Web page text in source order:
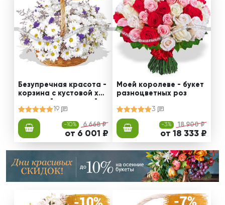
Безупречная красота -
корзина с кустовой хри
19
-10% 6 668 ₽
от 6 001 ₽
Моей королеве - букет
разноцветных роз
3
-3% 18 900 ₽
от 18 333 ₽